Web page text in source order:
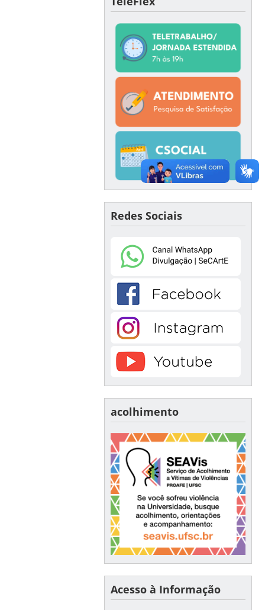
Redes Sociais
acolhimento
Acesso à Informação